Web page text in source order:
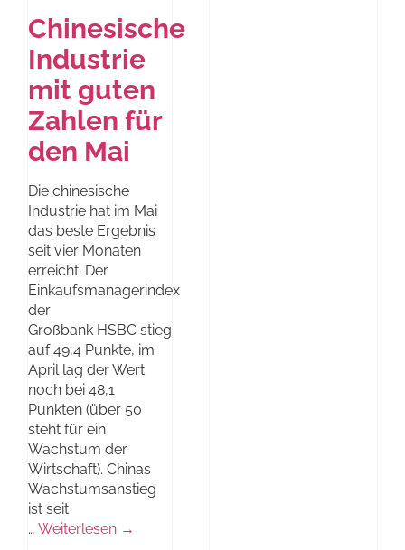
Chinesische
Industrie
mit guten
Zahlen für
den Mai
Die chinesische
Industrie hat im Mai
das beste Ergebnis
seit vier Monaten
erreicht. Der
Einkaufsmanagerindex
der
Großbank HSBC stieg
auf 49,4 Punkte, im
April lag der Wert
noch bei 48,1
Punkten (über 50
steht für ein
Wachstum der
Wirtschaft). Chinas
Wachstumsanstieg
ist seit
… Weiterlesen →